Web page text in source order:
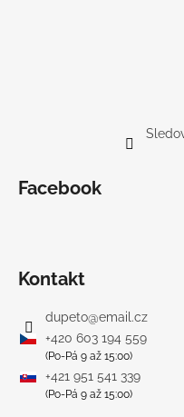
Facebook
Kontakt
dupeto@email.cz
+420 603 194 559
(Po-Pá 9 až 15:00)
+421 951 541 339
(Po-Pá 9 až 15:00)